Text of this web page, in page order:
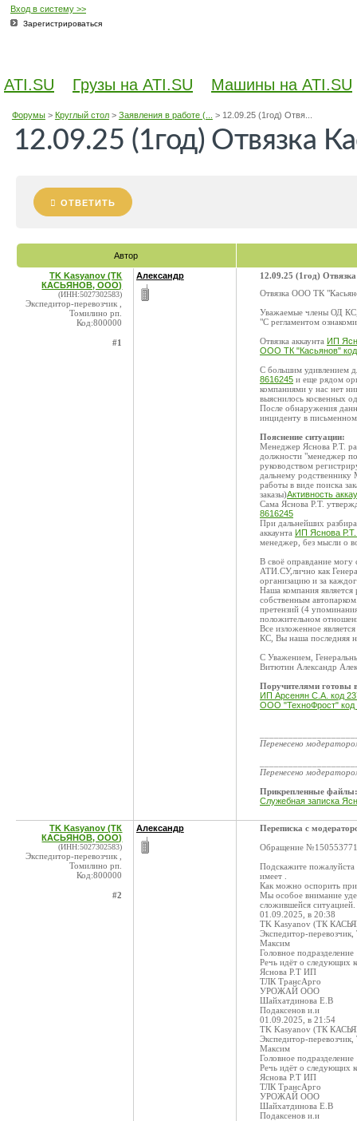
Вход в систему >>
Зарегистрироваться
ATI.SU Грузы на ATI.SU Машины на ATI.SU
Форумы> Круглый стол> Заявления в работе (... > 12.09.25 (1год) Отвя...
12.09.25 (1год) Отвязка
ОТВЕТИТЬ
Автор
TK Kasyanov (ТК
КАСЬЯНОВ, ООО)
(ИНН:5027302583)
Экспедитор-перевозчик ,
Томилино рп.
Код:800000
#1
Александр
12.09.25 (1год)
Отвязка ООО ТК
Уважаемые члены ОД
"С регламентом
Отвязка аккаунта ИП
ООО ТК "Касьянов"
С большим удивлением
8616245 и еще рядом
компаниями у нас нет
выяснилось косвенных
После обнаружения
инциденту в
Пояснение ситуации:
Менеджер Яснова Р.Т.
должности "менеджер по
руководством
дальнему родственнику
работы в виде поиска
заказы)Активность
Сама Яснова Р.Т.
8616245
При дальнейших
аккаунта ИП Яснова Р.Т.
менеджер, без мысли о
В своё оправдание могу
АТИ.СУ,лично как
организацию и за
Наша компания
собственным
претензий (4
положительном
Все изложенное
КС, Вы наша последняя
С Уважением,
Витютин Александр
Поручителями готовы
ИП Арсенян С.А. код
ООО "ТехноФрост" код
Перенесено
Перенесено
Прикрепленные файлы:
Служебная записка
TK Kasyanov (ТК
КАСЬЯНОВ, ООО)
(ИНН:5027302583)
Экспедитор-перевозчик ,
Томилино рп.
Код:800000
#2
Александр
Переписка с
Обращение №150553771
Подскажите пожалуйста
имеет .
Как можно оспорить
Мы особое внимание
сложившейся ситуацией.
01.09.2025, в 20:38
TK Kasyanov (ТК
Экспедитор-
Максим
Головное подразделение
Речь идёт о следующих
Яснова Р.Т ИП
ТЛК ТрансАрго
УРОЖАЙ ООО
Шайхатдинова Е.В
Подаксенов и.и
01.09.2025, в 21:54
TK Kasyanov (ТК
Экспедитор-
Максим
Головное подразделение
Речь идёт о следующих
Яснова Р.Т ИП
ТЛК ТрансАрго
УРОЖАЙ ООО
Шайхатдинова Е.В
Подаксенов и.и